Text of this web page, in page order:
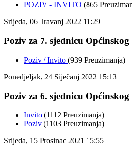
POZIV - INVITO (865
Srijeda, 06 Travanj 2022 11:29
Poziv za 7. sjednicu
Poziv / Invito (939 Preuzimanja)
Ponedjeljak, 24 Siječanj 2022 15:13
Poziv za 6. sjednicu
Invito (1112 Preuzimanja)
Poziv (1103 Preuzimanja)
Srijeda, 15 Prosinac 2021 15:55